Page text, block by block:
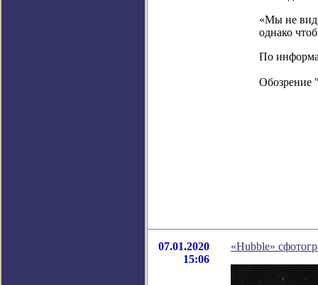
«Мы не
однако
По
Обозрение
07.01.2020
15:06
«Hubble»